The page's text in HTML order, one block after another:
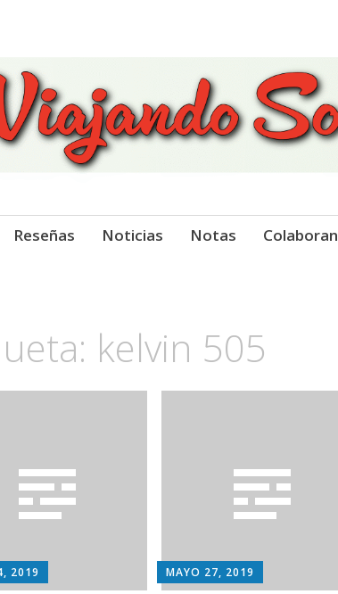
Sobre Libros
Reseñas Noticias Notas Colaboran
kelvin 505
2019 MAYO 27, 2019